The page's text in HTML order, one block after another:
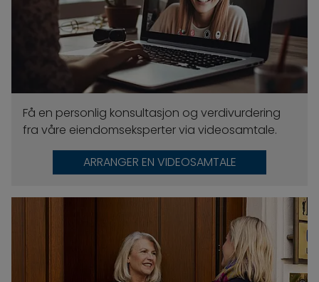
Få en personlig konsultasjon og verdivurdering
fra våre eiendomseksperter via videosamtale.
ARRANGER EN VIDEOSAMTALE